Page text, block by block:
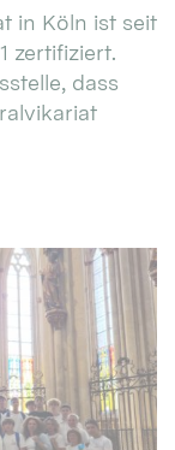
in Köln ist seit
zertifiziert.
dass